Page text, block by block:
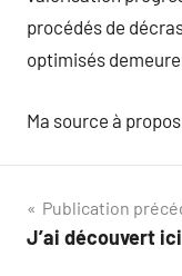
procédés de
optimisés
Ma source à
Navigation
de
Publication
J’ai découvert ici